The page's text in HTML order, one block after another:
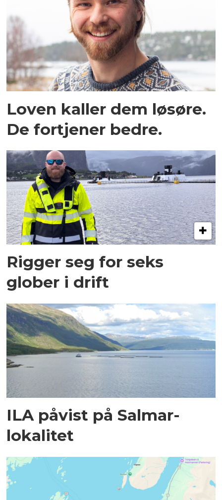
Loven kaller dem løsøre.
De fortjener bedre.
Rigger seg for seks
glober i drift
ILA påvist på Salmar-
lokalitet